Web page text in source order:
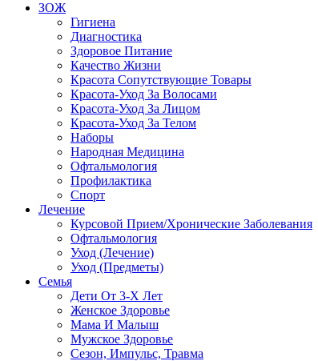
ЗОЖ
Гигиена
Диагностика
Здоровое Питание
Качество Жизни
Красота Сопутствующие Товары
Красота-Уход За Волосами
Красота-Уход За Лицом
Красота-Уход За Телом
Наборы
Народная Медицина
Офтальмология
Профилактика
Спорт
Лечение
Курсовой Прием/Хронические Заболевания
Офтальмология
Уход (Лечение)
Уход (Предметы)
Семья
Дети От 3-Х Лет
Женское Здоровье
Мама И Малыш
Мужское Здоровье
Сезон, Импульс, Травма